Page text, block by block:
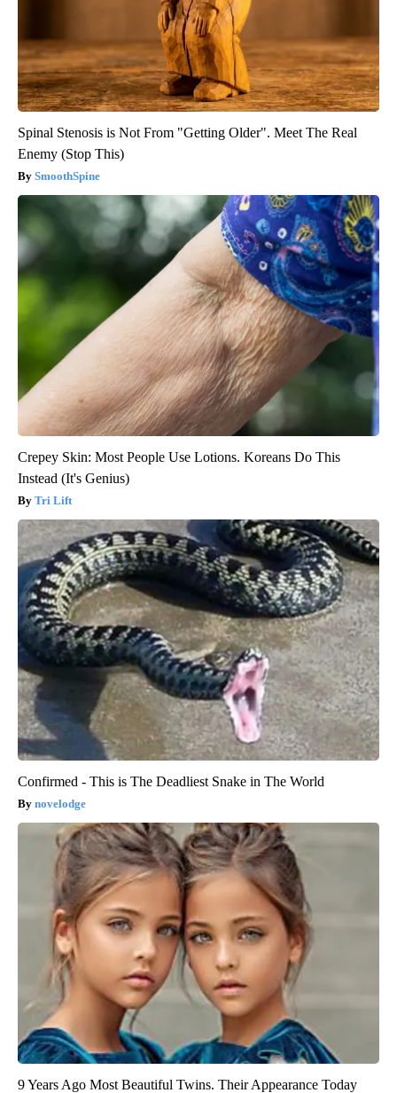
Spinal Stenosis is Not From "Getting Older". Meet The Real
Enemy (Stop This)
SmoothSpine
Crepey Skin: Most People Use Lotions. Koreans Do This
Instead (It's Genius)
Tri Lift
Confirmed - This is The Deadliest Snake in The World
novelodge
9 Years Ago Most Beautiful Twins. Their Appearance Today